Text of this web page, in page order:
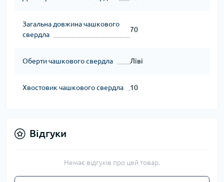
Загальна довжина чашкового
свердла
70
Оберти чашкового свердла Ліві
Хвостовик чашкового свердла 10
Відгуки
Немає відгуків про цей товар.